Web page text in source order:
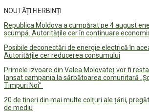
NOUTĂȚI FIERBINȚI
Republica Moldova a cumpărat pe 4 august
scumpă. Autoritățile cer în continuare
Posibile deconectări de energie electrică în
Autoritățile cer reducerea consumului
Primele izvoare din Valea Molovateț vor fi
lansat campania la sărbătoarea comunitară
Timpuri Noi”
20 de tineri din mai multe colțuri ale țării,
de mediu